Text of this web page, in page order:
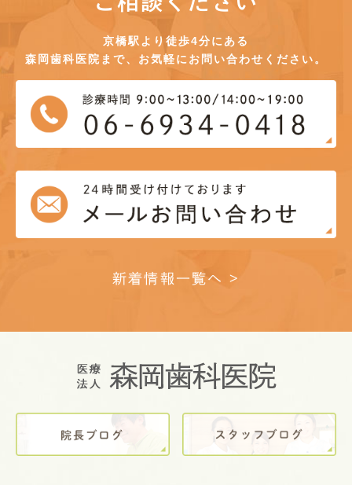
京橋駅より徒歩4分にある
森岡歯科医院まで、お気軽にお問い合わせください。
新着情報一覧へ >